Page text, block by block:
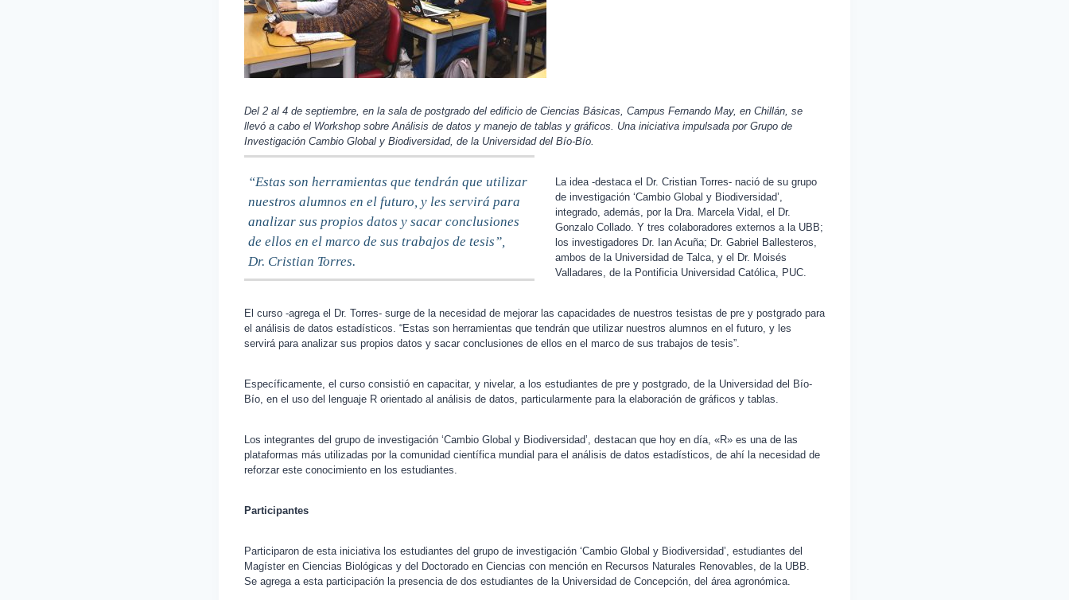
Del 2 al 4 de septiembre , en la sala de postgrado del edificio de Ciencias Básicas, Campus Fernando May, en Chillán, se
llevó a cabo el Workshop sobre Análisis de datos y manejo de tablas y gráficos. Una iniciativa impulsada por Grupo de
Investigación Cambio Global y Biodiversidad, de la Universidad del Bío-Bío.
“Estas son herramientas que tendrán que utilizar
nuestros alumnos en el futuro, y les servirá para
analizar sus propios datos y sacar conclusiones
de ellos en el marco de sus trabajos de tesis”,
Dr. Cristian Torres.
La idea -destaca el Dr. Cristian Torres- nació de su grupo
de investigación ‘Cambio Global y Biodiversidad’,
integrado, además, por la Dra. Marcela Vidal, el Dr.
Gonzalo Collado. Y tres colaboradores externos a la UBB;
los investigadores Dr. Ian Acuña; Dr. Gabriel Ballesteros,
ambos de la Universidad de Talca, y el Dr. Moisés
Valladares, de la Pontificia Universidad Católica, PUC.
El curso -agrega el Dr. Torres- surge de la necesidad de mejorar las capacidades de nuestros tesistas de pre y postgrado para
el análisis de datos estadísticos. “Estas son herramientas que tendrán que utilizar nuestros alumnos en el futuro, y les
servirá para analizar sus propios datos y sacar conclusiones de ellos en el marco de sus trabajos de tesis”.
Específicamente, el curso consistió en capacitar, y nivelar, a los estudiantes de pre y postgrado, de la Universidad del Bío-
Bío, en el uso del lenguaje R orientado al análisis de datos, particularmente para la elaboración de gráficos y tablas.
Los integrantes del grupo de investigación ‘Cambio Global y Biodiversidad’, destacan que hoy en día, «R» es una de las
plataformas más utilizadas por la comunidad científica mundial para el análisis de datos estadísticos, de ahí la necesidad de
reforzar este conocimiento en los estudiantes.
Participantes
Participaron de esta iniciativa los estudiantes del grupo de investigación ‘Cambio Global y Biodiversidad’, estudiantes del
Magíster en Ciencias Biológicas y del Doctorado en Ciencias con mención en Recursos Naturales Renovables, de la UBB.
Se agrega a esta participación la presencia de dos estudiantes de la Universidad de Concepción, del área agronómica.